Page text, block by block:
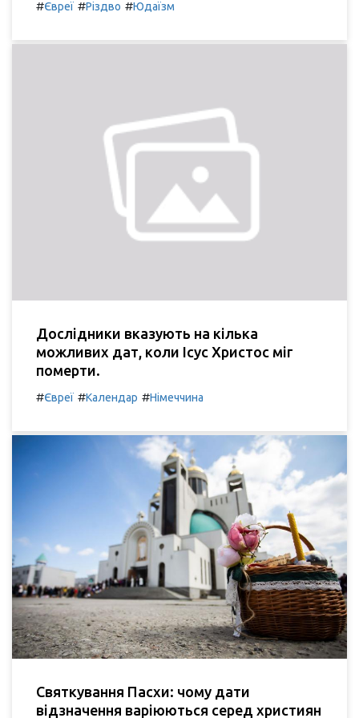
#Євреї #Різдво #Юдаїзм
Дослідники вказують на кілька
можливих дат, коли Ісус Христос міг
померти.
#Євреї #Календар #Німеччина
Святкування Пасхи: чому дати
відзначення варіюються серед християн